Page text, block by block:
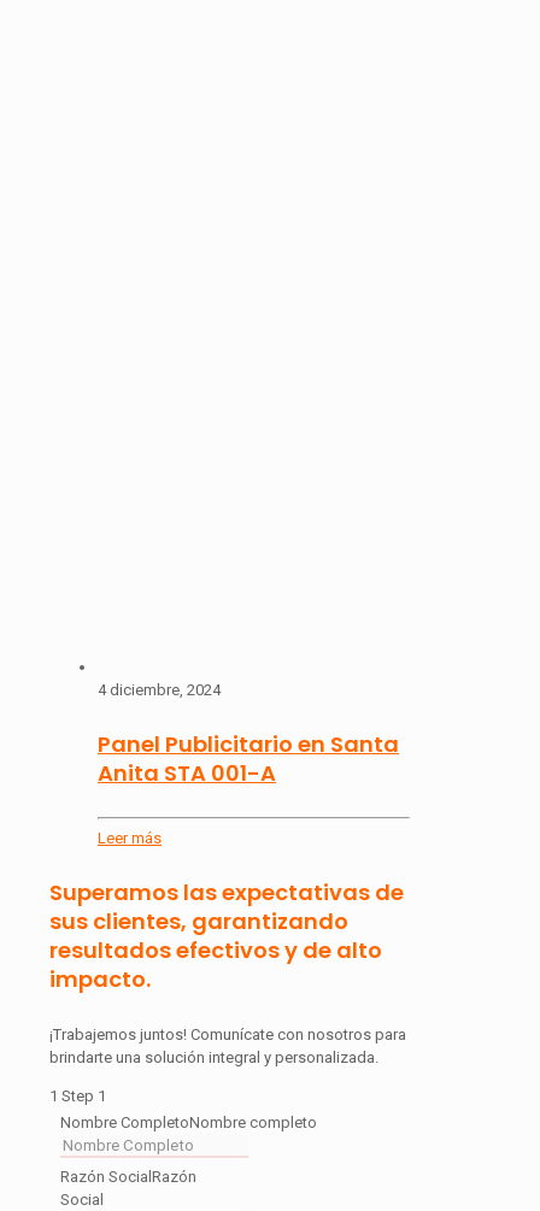
4 diciembre, 2024
Panel Publicitario en Santa
Anita STA 001-A
Leer más
Superamos las expectativas de
sus clientes, garantizando
resultados efectivos y de alto
impacto.
¡Trabajemos juntos! Comunícate con nosotros para
brindarte una solución integral y personalizada.
1 Step 1
Nombre CompletoNombre completo
Razón Social Razón
Social